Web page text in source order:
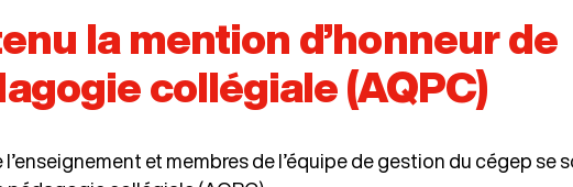
la mention d’honneur de
collégiale (AQPC)
et membres de l’équipe de gestion du cégep se